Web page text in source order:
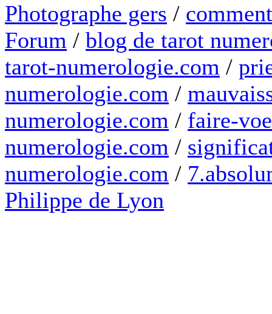
Photographe gers /
Forum / blog de tarot
tarot-numerologie.com /
numerologie.com /
numerologie.com / faire-
numerologie.com /
numerologie.com /
Philippe de Lyon